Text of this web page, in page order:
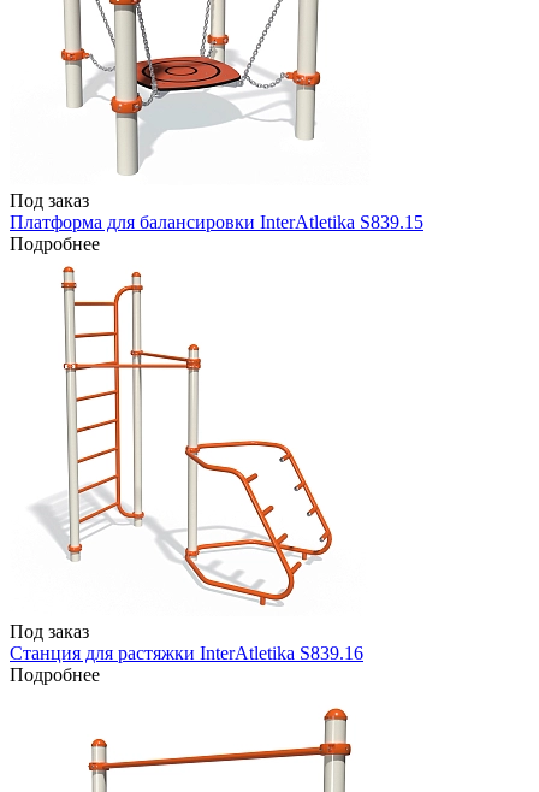
Под заказ
Платформа для балансировки InterAtletika S839.15
Подробнее
Под заказ
Станция для растяжки InterAtletika S839.16
Подробнее